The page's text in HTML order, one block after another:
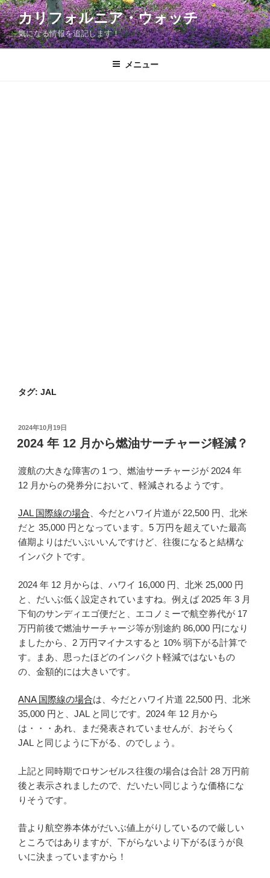
コ
ン
テ
ン
カリフォルニア・ウォッチ
気になる情報を追記します！
メニュー
タグ: JAL
投
稿
日:
2024年10月19日
2024 年 12 月から燃油サーチャージ軽減？
渡航の大きな障害の 1 つ、燃油サーチャージが 2024 年
12 月からの発券分において、軽減されるようです。
JAL 国際線の場合 、今だとハワイ片道が 22,500 円、北米
だと 35,000 円となっています。5 万円を超えていた最高
値期よりはだいぶいいんですけど、往復になると結構な
インパクトです。
2024 年 12 月からは、ハワイ 16,000 円、北米 25,000 円
と、だいぶ低く設定されていますね。例えば 2025 年 3 月
下旬のサンディエゴ便だと、エコノミーで航空券代が 17
万円前後で燃油サーチャージ等が別途約 86,000 円になり
ましたから、2 万円マイナスすると 10% 弱下がる計算で
す。まあ、思ったほどのインパクト軽減ではないもの
の、金額的には大きいです。
ANA 国際線の場合は、今だとハワイ片道 22,500 円、北米
35,000 円と、JAL と同じです。2024 年 12 月から
は・・・あれ、まだ発表されていませんが、おそらく
JAL と同じように下がる、のでしょう。
上記と同時期でロサンゼルス往復の場合は合計 28 万円前
後と表示されましたので、だいたい同じような価格にな
りそうです。
昔より航空券本体がだいぶ値上がりしているので厳しい
ところではありますが、下がらないより下がるほうが良
いに決まっていますから！